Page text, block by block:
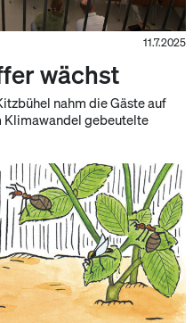
11.7.2025
wächst
nahm die Gäste auf
Klimawandel gebeutelte